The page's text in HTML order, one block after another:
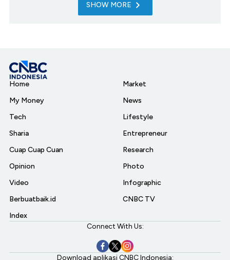
SHOW MORE
Home
My Money
Tech
Sharia
Cuap Cuap Cuan
Opinion
Video
Berbuatbaik.id
Index
Market
News
Lifestyle
Entrepreneur
Research
Photo
Infographic
CNBC TV
Connect With Us:
Download aplikasi CNBC Indonesia: